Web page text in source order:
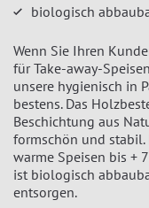
biologisch
Wenn Sie Ihren
für Take-away-
unsere hygienisch in
bestens. Das
Beschichtung aus
formschön und
warme Speisen bis +
ist biologisch
entsorgen.